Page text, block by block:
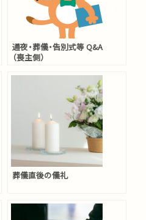
通夜・葬儀・告別式等 Q&A
（喪主側）
葬儀直後の儀礼